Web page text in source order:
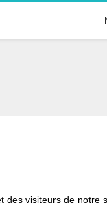
des visiteurs de notre